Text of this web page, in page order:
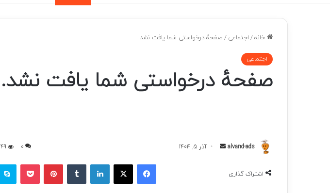
خانه/ اجتماعی / صفحهٔ درخواستی شما یافت نشد.
اجتماعی
صفحهٔ درخواستی شما یافت نشد.
alvand-ads
ارسال آذر 5, 1404 0
49
اشتراک گذاری
فیسبوکایکس لینکداینتامبلر پینتریستپاکت